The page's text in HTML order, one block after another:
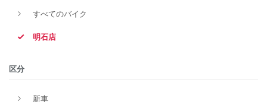
すべてのバイク
明石店
区分
新車
新車
タイプ